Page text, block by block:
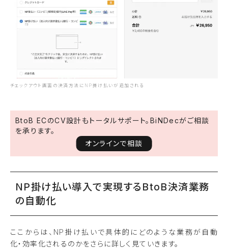
チェックアウト画面の決済方法にNP掛け払いが追加される
BtoB ECのCV設計もトータルサポート。BiNDecがご相談
を承ります。
オンラインで相談
NP掛け払い導入で実現するBtoB決済業務
の自動化
ここからは、NP掛け払いで具体的にどのような業務が自動
化・効率化されるのかをさらに詳しく見ていきます。